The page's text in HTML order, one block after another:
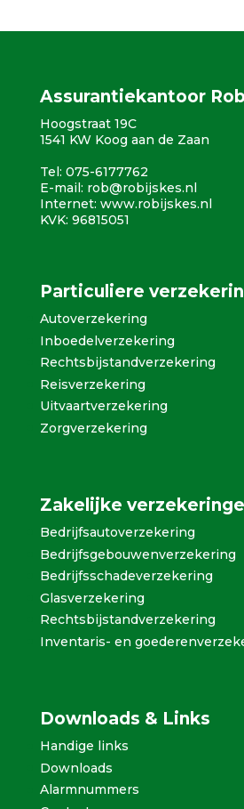
Assurantiekantoor
Hoogstraat 19C
1541 KW Koog aan de Zaan
Tel: 075-6177762
E-mail: rob@robijskes.nl
Internet: www.robijskes.nl
KVK: 96815051
Particuliere
Autoverzekering
Inboedelverzekering
Rechtsbijstandverzekering
Reisverzekering
Uitvaartverzekering
Zorgverzekering
Zakelijke
Bedrijfsautoverzekering
Bedrijfsgebouwenverzekering
Bedrijfsschadeverzekering
Glasverzekering
Rechtsbijstandverzekering
Inventaris- en
Downloads & Links
Handige links
Downloads
Alarmnummers